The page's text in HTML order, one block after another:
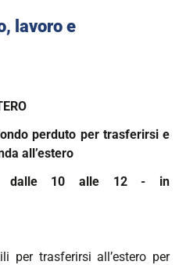
lavoro e
perduto per trasferirsi e
all’estero
dalle 10 alle 12 - in
per trasferirsi all’estero per